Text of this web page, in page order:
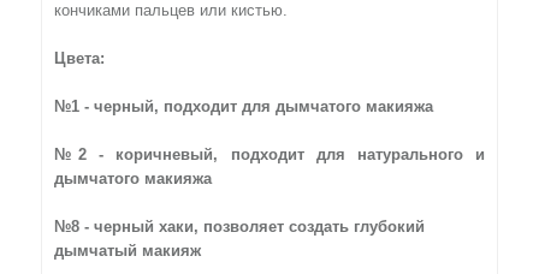
кончиками пальцев или кистью.
Цвета:
№1 - черный, подходит для дымчатого макияжа
№2 - коричневый, подходит для натурального и
дымчатого макияжа
№8 - черный хаки, позволяет создать глубокий
дымчатый макияж